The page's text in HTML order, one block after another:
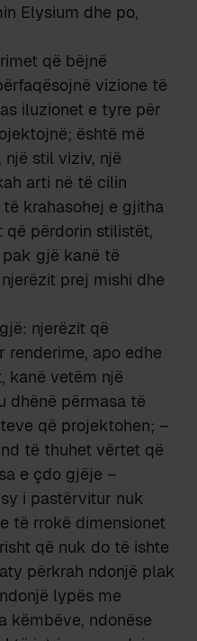
Elysium dhe po,
që bëjnë
vizione të
iluzionet e tyre për
është më
stil viziv, një
arti në të cilin
krahasohej e gjitha
përdorin stilistët,
gjë kanë të
prej mishi dhe
njerëzit që
renderime, apo edhe
kanë vetëm një
dhënë përmasa të
që projektohen; –
të thuhet vërtet që
e çdo gjëje –
i pastërvitur nuk
të rrokë dimensionet
që nuk do të ishte
përkrah ndonjë plak
lypës me
këmbëve, ndonëse